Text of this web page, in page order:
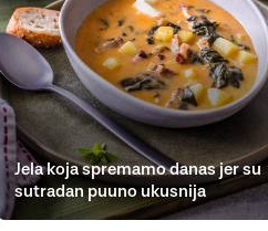
Jela koja spremamo danas jer su
sutradan puuno ukusnija